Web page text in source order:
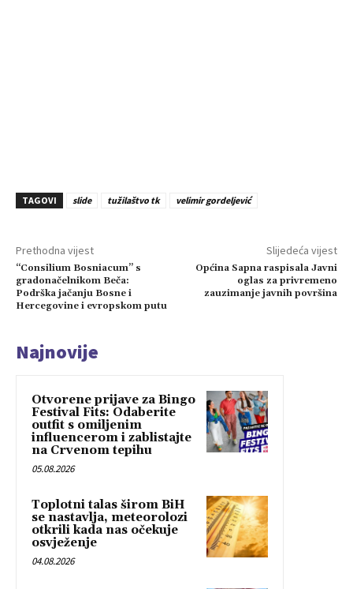
TAGOVI slide tužilaštvo tk velimir gordeljević
Prethodna vijest
“Consilium Bosniacum” s
gradonačelnikom Beča:
Podrška jačanju Bosne i
Hercegovine i evropskom putu
Slijedeća vijest
Općina Sapna raspisala Javni
oglas za privremeno
zauzimanje javnih površina
Najnovije
Otvorene prijave za Bingo
Festival Fits: Odaberite
outfit s omiljenim
influencerom i zablistajte
na Crvenom tepihu
05.08.2026
Toplotni talas širom BiH
se nastavlja, meteorolozi
otkrili kada nas očekuje
osvježenje
04.08.2026